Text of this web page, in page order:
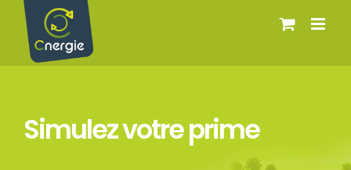
Passer
contenu
Simulez votre prime